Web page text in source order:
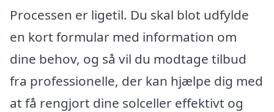
Processen er ligetil. Du skal blot udfylde
en kort formular med information om
dine behov, og så vil du modtage tilbud
fra professionelle, der kan hjælpe dig med
at få rengjort dine solceller effektivt og